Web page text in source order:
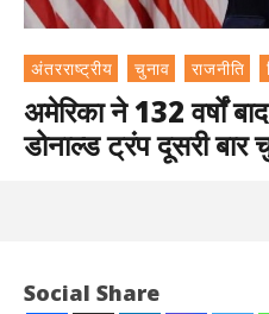
अंतरराष्ट्रीय चुनाव राजनीति
अमेरिका ने 132 वर्षों
डोनाल्‍ड ट्रंप दूसरी बार
Social Share